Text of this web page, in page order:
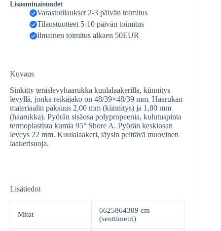
Lisäominaisuudet
Varastotilaukset 2-3 päivän toimitus
Tilaustuotteet 5-10 päivän toimitus
Ilmainen toimitus alkaen 50EUR
Kuvaus
Sinkitty teräslevyhaarukka kuulalaakerilla, kiinnitys
levyllä, jonka reikäjako on 48/39×48/39 mm. Haarukan
materiaalin paksuus 2,00 mm (kiinnitys) ja 1,80 mm
(haarukka). Pyörän sisäosa polypropeenia, kulutuspinta
termoplastista kumia 95° Shore A. Pyörän keskiosan
leveys 22 mm. Kuulalaakeri, täysin peittävä muovinen
laakerisuoja.
Lisätiedot
Mitat
6625864309 cm
(senttimetri)